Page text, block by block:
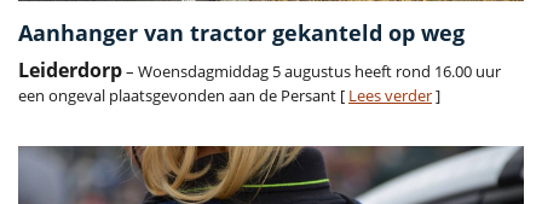
Aanhanger van tractor gekanteld op weg
Leiderdorp– Woensdagmiddag 5 augustus heeft rond 16.00 uur
een ongeval plaatsgevonden aan de Persant [ Lees verder]